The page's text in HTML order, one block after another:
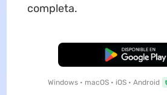
completa.
Descarga Gratuita
Windows • macOS • iOS • Android